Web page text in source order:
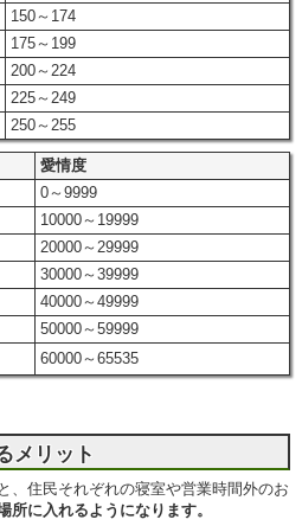
150～174
175～199
200～224
225～249
250～255
愛情度
0～9999
10000～19999
20000～29999
30000～39999
40000～49999
50000～59999
60000～65535
メリット
、住民それぞれの寝室や営業時間外のお
所に入れるようになります。